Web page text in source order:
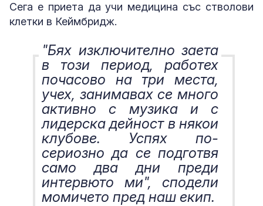
Сега е приета да учи медицина със стволови
клетки в Кеймбридж.
"Бях изключително заета
в този период, работех
почасово на три места,
учех, занимавах се много
активно с музика и с
лидерска дейност в някои
клубове. Успях по-
сериозно да се подготвя
само два дни преди
интервюто ми", сподели
момичето пред наш екип.